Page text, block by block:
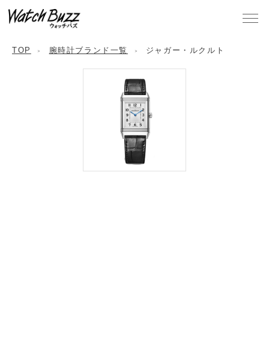
TOP 腕時計ブランド一覧 ジャガー・ルクルト